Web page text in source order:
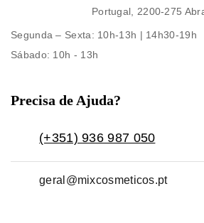
Portugal, 2200-275
Segunda – Sexta: 10h-13h | 14h30-19h
Sábado: 10h - 13h
Precisa de Ajuda?
(+351) 936 987 050
geral@mixcosmeticos.pt